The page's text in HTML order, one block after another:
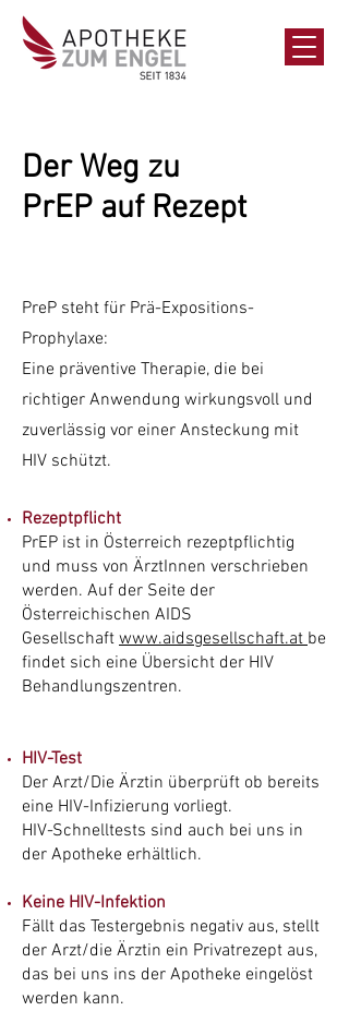
Der Weg zu
PrEP auf Rezept
PreP steht für Prä-Expositions-
Prophylaxe:
Eine präventive Therapie, die bei
richtiger Anwendung wirkungsvoll und
zuverlässig vor einer Ansteckung mit
HIV schützt.
Rezeptpflicht
PrEP ist in Österreich rezeptpflichtig
und muss von ÄrztInnen verschrieben
werden. Auf der Seite der
Österreichischen AIDS
Gesellschaft www.aidsgesellschaft.atbe
findet sich eine Übersicht der HIV
Behandlungszentren.
HIV-Test
Der Arzt/Die Ärztin überprüft ob bereits
eine HIV-Infizierung vorliegt.
HIV-Schnelltests sind auch bei uns in
der Apotheke erhältlich.
Keine HIV-Infektion
Fällt das Testergebnis negativ aus, stellt
der Arzt/die Ärztin ein Privatrezept aus,
das bei uns ins der Apotheke eingelöst
werden kann.